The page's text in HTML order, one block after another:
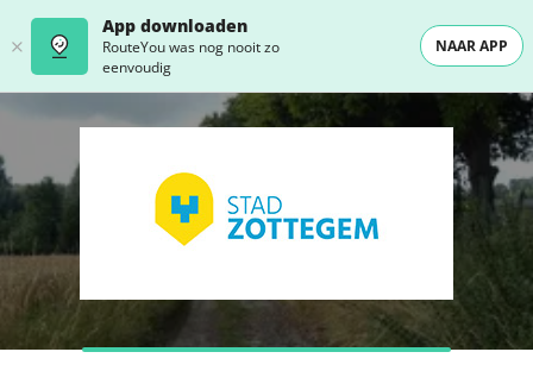
App downloaden
RouteYou was nog nooit zo
eenvoudig
NAAR APP